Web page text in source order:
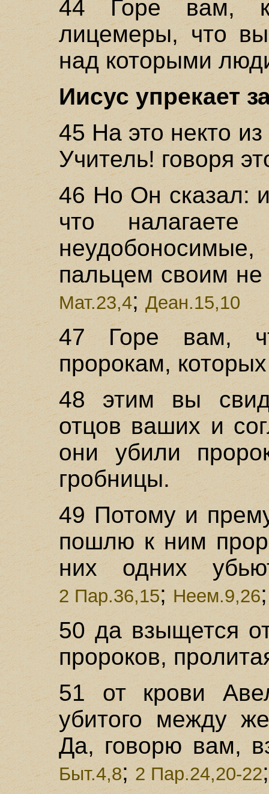
44 Горе вам,
лицемеры, что
над которыми
Иисус упрекает
45 На это некто
Учитель! говоря
46 Но Он сказал:
что
пальцем своим не
Мат.23,4; Деан.15,10
47 Горе вам,
пророкам,
48 этим вы
отцов ваших и
они убили
гробницы.
49 Потому и
пошлю к ним
них одних
2 Пар.36,15; Неем.9,26
50 да взыщется
пророков,
51 от крови
убитого между
Да, говорю вам,
Быт.4,8; 2 Пар.24,20-22